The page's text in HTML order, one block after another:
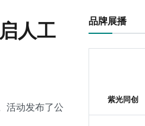
人工
活动发布了公
品牌展播
紫光同创